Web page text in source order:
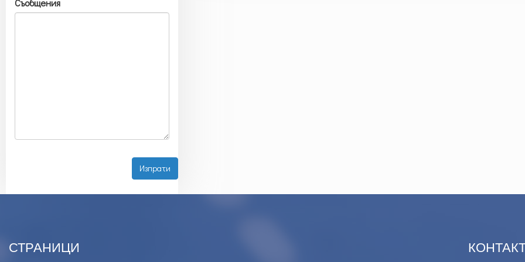
Съобщения
СТРАНИЦИ